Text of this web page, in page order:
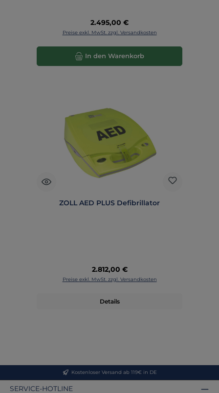
Regulärer Preis:
2.495,00 €
Preise exkl. MwSt. zzgl. Versandkosten
In den Warenkorb
ZOLL AED PLUS Defibrillator
Regulärer Preis:
2.812,00 €
Preise exkl. MwSt. zzgl. Versandkosten
Details
Kostenloser Versand ab 119€ in DE
SERVICE-HOTLINE